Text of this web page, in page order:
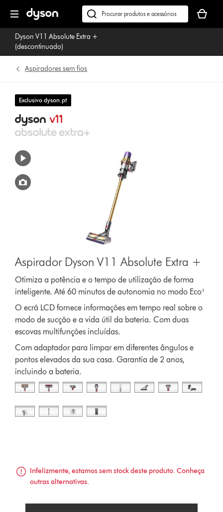
seguinte
Pesquisar
em
dyson.pt
seu
cesto
Dyson V11 Absolute Extra +
(descontinuado)
Aspiradores sem fios
Infelizmente, estamos sem stock deste produto. Conheça
outras alternativas.
Exclusivo dyson.pt
Aspirador Dyson V11 Absolute Extra +
Otimiza a potência e o tempo de utilização de forma
inteligente. Até 60 minutos de autonomia no modo Eco¹
O ecrã LCD fornece informações em tempo real sobre o
modo de sucção e a vida útil da bateria. Com duas
escovas multifunções incluídas.
Com adaptador para limpar em diferentes ângulos e
pontos elevados da sua casa. Garantia de 2 anos,
incluindo a bateria.